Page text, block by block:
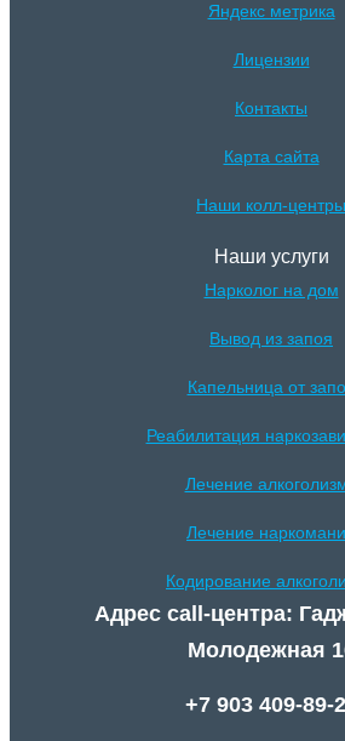
Яндекс метрика
Лицензии
Контакты
Карта сайта
Наши колл-центры
Наши услуги
Нарколог на дом
Вывод из запоя
Капельница от
Реабилитация
Лечение
Лечение
Кодирование
Адрес call-центра:
Молодежная
+7 903 409-89-